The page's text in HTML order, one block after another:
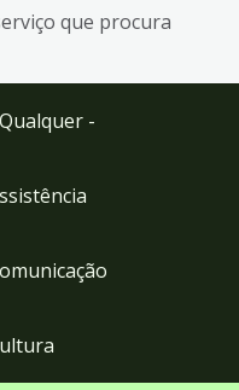
que procura
-